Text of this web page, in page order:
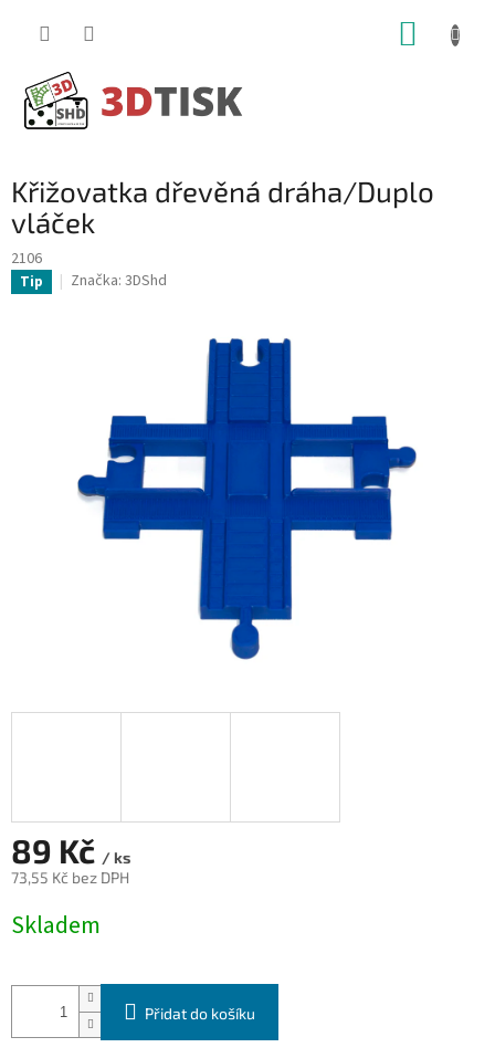
Křižovatka dřevěná dráha/Duplo
vláček
2106
Tip Značka: 3DShd
89 Kč / ks
73,55 Kč bez DPH
cena:
Skladem
Přidat do košíku